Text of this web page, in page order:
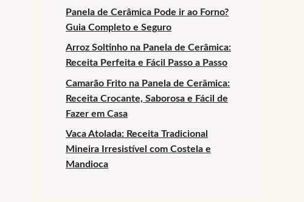
Panela de Cerâmica Pode ir ao Forno?
Guia Completo e Seguro
Arroz Soltinho na Panela de Cerâmica:
Receita Perfeita e Fácil Passo a Passo
Camarão Frito na Panela de Cerâmica:
Receita Crocante, Saborosa e Fácil de
Fazer em Casa
Vaca Atolada: Receita Tradicional
Mineira Irresistível com Costela e
Mandioca